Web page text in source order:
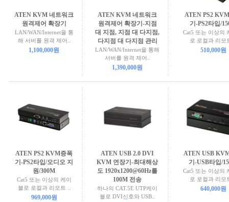
ATEN KVM 네트워크
원격제어 확장기
LAN/WAN/Internet을 통
해 서버를 원격 제어..
1,100,000원
ATEN KVM 네트워크
원격제어 확장기-지점
대 지점, 지점 대 다지점,
다지점 대 다지점 관리
LAN/WAN/Internet을 통해
서버를 원격 제어..
1,390,000원
ATEN PS2
기-PS2타입/
Cat5 또는 이상의
로 로컬과 리모
510,000원
ATEN PS2 KVM증폭
기-PS2타입/오디오 지
원/300M
Cat5 또는 이상의 케이
블로 로컬과 리모트 ..
969,000원
ATEN USB 2.0 DVI
KVM 연장기-최대해상
도 1920x1200@60Hz를
100M 전송
하나의 CAT.5E UTP케이
블로 DVI신호와 USB..
ATEN USB
기-USB타입/
Cat5 또는 이상의
로 로컬과 리모
640,000원